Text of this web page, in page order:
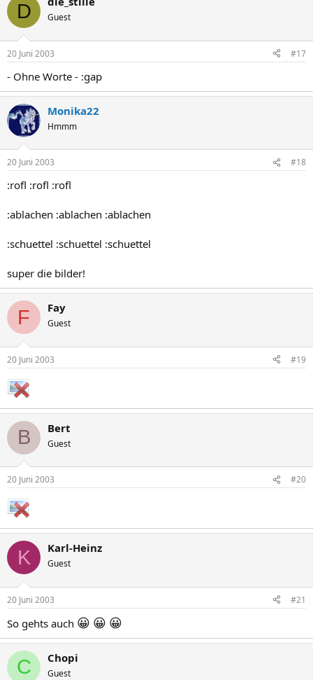
D Guest
20 Juni 2003 #17
- Ohne Worte - :gap
Monika22
Hmmm
20 Juni 2003 #18
:rofl :rofl :rofl
:ablachen :ablachen :ablachen
:schuettel :schuettel :schuettel
super die bilder!
F Fay
Guest
20 Juni 2003 #19
B Bert
Guest
20 Juni 2003 #20
K Karl-Heinz
Guest
20 Juni 2003 #21
So gehts auch 😀 😀 😀
C Chopi
Guest